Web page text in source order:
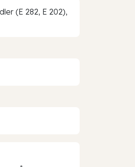
(E 282, E 202),